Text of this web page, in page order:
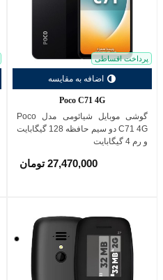
پرداخت اقساطی
اضافه به مقایسه
Poco C71 4G
گوشی موبایل شیائومی مدل Poco
C71 4G دو سیم حافظه 128 گیگابایت
و رم 4 گیگابایت
27,470,000 تومان
مشکی